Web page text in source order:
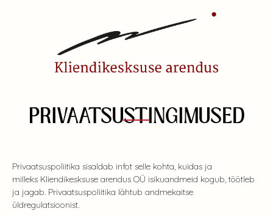
PRIVAATSUSTINGIMUSED
Privaatsuspoliitika sisaldab infot selle kohta, kuidas ja
milleks Kliendikesksuse arendus OÜ isikuandmeid kogub, töötleb
ja jagab. Privaatsuspoliitika lähtub andmekaitse
üldregulatsioonist.